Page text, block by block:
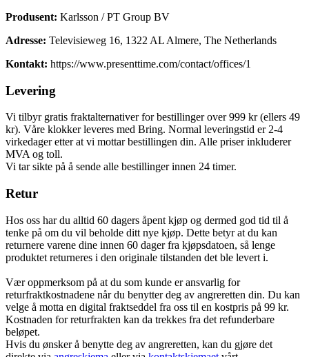
Produsent: Karlsson / PT Group BV
Adresse: Televisieweg 16, 1322 AL Almere, The Netherlands
Kontakt: https://www.presenttime.com/contact/offices/1
Levering
Vi tilbyr gratis fraktalternativer for bestillinger over 999 kr (ellers 49
kr). Våre klokker leveres med Bring. Normal leveringstid er 2-4
virkedager etter at vi mottar bestillingen din. Alle priser inkluderer
MVA og toll.
Vi tar sikte på å sende alle bestillinger innen 24 timer.
Retur
Hos oss har du alltid 60 dagers åpent kjøp og dermed god tid til å
tenke på om du vil beholde ditt nye kjøp. Dette betyr at du kan
returnere varene dine innen 60 dager fra kjøpsdatoen, så lenge
produktet returneres i den originale tilstanden det ble levert i.
Vær oppmerksom på at du som kunde er ansvarlig for
returfraktkostnadene når du benytter deg av angreretten din. Du kan
velge å motta en digital fraktseddel fra oss til en kostpris på 99 kr.
Kostnaden for returfrakten kan da trekkes fra det refunderbare
beløpet.
Hvis du ønsker å benytte deg av angreretten, kan du gjøre det